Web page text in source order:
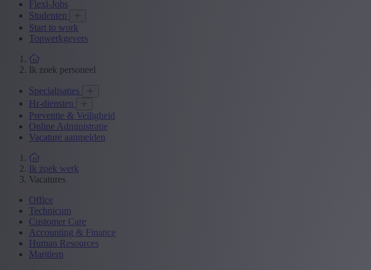
Flexi-Jobs
Studenten
Start to work
Topwerkgevers
Ik zoek personeel
Specialisaties
Hr-diensten
Preventie & Veiligheid
Online Administratie
Vacature aanmelden
Ik zoek werk
Vacatures
Office
Technicum
Customer Care
Accounting & Finance
Human Resources
Maritiem